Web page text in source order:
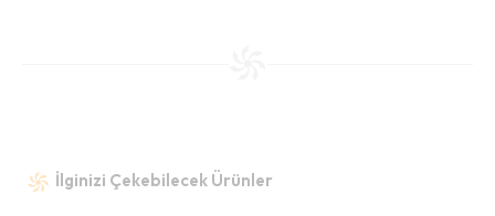
İlginizi Çekebilecek Ürünler